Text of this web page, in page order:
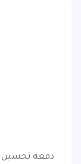
دفعة تحسين